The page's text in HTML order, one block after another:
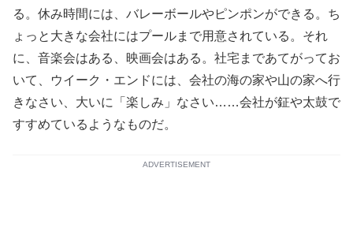
る。休み時間には、バレーボールやピンポンができる。ち
ょっと大きな会社にはプールまで用意されている。それ
に、音楽会はある、映画会はある。社宅まであてがってお
いて、ウイーク・エンドには、会社の海の家や山の家へ行
きなさい、大いに「楽しみ」なさい……会社が鉦や太鼓で
すすめているようなものだ。
ADVERTISEMENT